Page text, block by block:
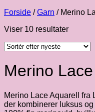
Forside / Garn /Merino
Viser 10 resultaterSorteret
seneste
Merino
Merino Lace Aquarell fra
der kombinerer luksus